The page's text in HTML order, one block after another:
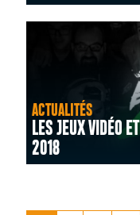
ACTUALITÉS
LES JEUX VIDÉO
2018